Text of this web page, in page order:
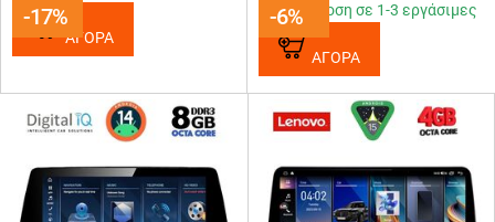
-17%
-17%
ΑΓΟΡΑ
-6%
-6%
Παράδοση σε 1-3 εργάσιμες
ΑΓΟΡΑ